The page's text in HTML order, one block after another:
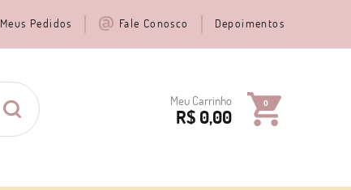
Meus Pedidos Fale Conosco Depoimentos
Meu Carrinho 0
R$ 0,00